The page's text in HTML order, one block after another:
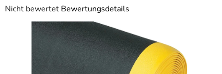
Die
durchschnittliche
Produktbewertung
Nicht bewertet Bewertungsdetails